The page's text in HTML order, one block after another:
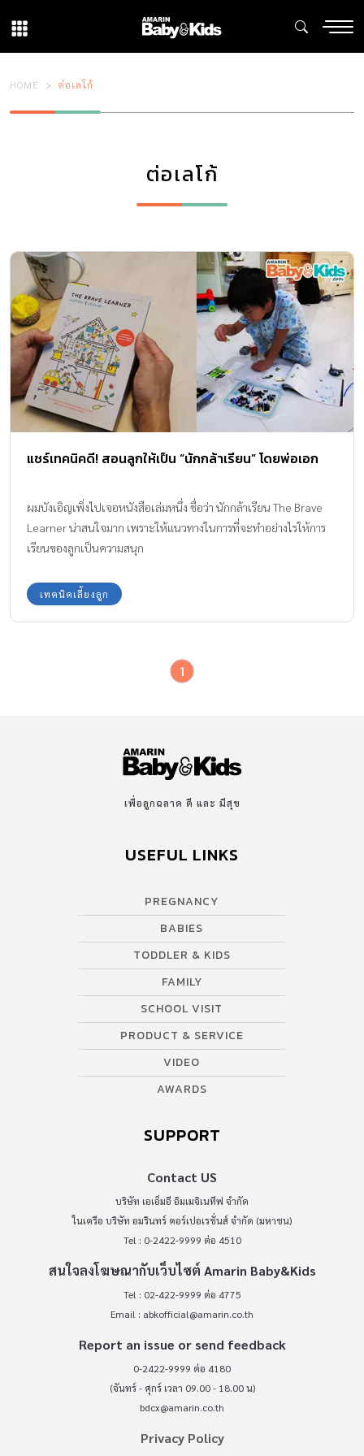
HOME ต่อเลโก้
ต่อเลโก้
แชร์เทคนิคดี! สอนลูกให้เป็น “นักกล้าเรียน” โดยพ่อเอก
ผมบังเอิญเพิ่งไปเจอหนังสือเล่มหนึ่ง ชื่อว่า นักกล้าเรียน The Brave
Learner น่าสนใจมาก เพราะให้แนวทางในการที่จะทำอย่างไรให้การ
เรียนของลูกเป็นความสนุก
เทคนิคเลี้ยงลูก
1
เพื่อลูกฉลาด ดี และ มีสุข
USEFUL LINKS
PREGNANCY
BABIES
TODDLER & KIDS
FAMILY
SCHOOL VISIT
PRODUCT & SERVICE
VIDEO
AWARDS
SUPPORT
Contact US
บริษัท เอเอ็มอี อิมเมจิเนทีฟ จำกัด
ในเครือ บริษัท อมรินทร์ คอร์เปอเรชั่นส์ จำกัด (มหาชน)
Tel : 0-2422-9999 ต่อ 4510
สนใจลงโฆษณากับเว็บไซต์ Amarin Baby&Kids
Tel : 02-422-9999 ต่อ 4775
Email : abkofficial@amarin.co.th
Report an issue or send feedback
0-2422-9999 ต่อ 4180
(จันทร์ - ศุกร์ เวลา 09.00 - 18.00 น)
bdcx@amarin.co.th
Privacy Policy